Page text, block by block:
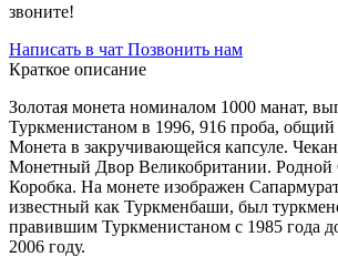
звоните!
Написать в чат Позвонить нам
Краткое описание
Золотая монета номиналом 1000 манат,
Туркменистаном в 1996, 916 проба, общий
Монета в закручивающейся капсуле.
Монетный Двор Великобритании. Родной
Коробка. На монете изображен
известный как Туркменбаши, был
правившим Туркменистаном с 1985 года
2006 году.